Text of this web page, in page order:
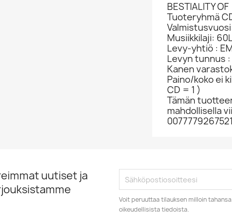
BESTIALITY OF
Tuoteryhmä
Musiikkilaji:
Levy-yhtiö :
Levyn tunnus :
Kanen
Paino/koko ei
CD = 1 )
Tämän
mahdollisella
0077779267521
uutiset ja
Voit peruuttaa tilauksen milloin
oikeudellisista tiedoista.